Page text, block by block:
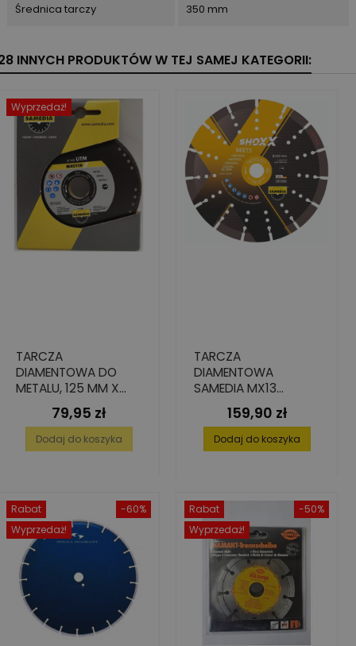
Średnica tarczy 350 mm
INNYCH PRODUKTÓW W TEJ SAMEJ KATEGORII:
Wyprzedaż!
TARCZA
DIAMENTOWA DO
METALU, 125 MM X
22.23 MM 1.5 MM X 2
Cena
79,95 zł
Dodaj do koszyka
TARCZA
DIAMENTOWA
SAMEDIA MX13
UNIWERSALNA 125 MM
X 22,23 MM X 2,4 MM
X 13 MM
Cena
159,90 zł
Dodaj do koszyka
-60%
Rabat
Wyprzedaż!
-50%
Rabat
Wyprzedaż!